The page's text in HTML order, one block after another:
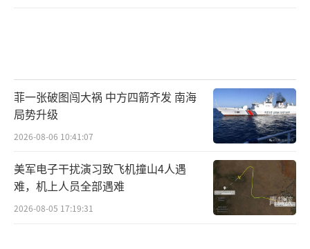
个地球干什么？
战火还在继续，
一个可怕的现实是：人类
来越近了。（责任编辑：许朝）
菲一张破图闯大祸 中方四箭齐发 南海
局势升级
2026-08-06 10:41:07
美军电子干扰演习致飞机撞山4人遇
难，机上人员全部遇难
2026-08-05 17:19:31